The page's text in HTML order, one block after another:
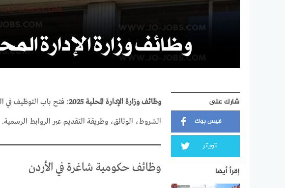
شارك على
فيس بوك
تويتر
إقرأ أيضا
وظائف وزارة الإدارة المحلية 2025
: فتح باب التوظيف في
الشروط، الوثائق، وطريقة التقديم عبر الروابط الرسمية.
وظائف حكومية شاغرة في الأردن